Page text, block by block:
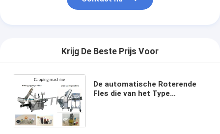
Krijg De Beste Prijs Voor
De automatische Roterende
Fles die van het Type